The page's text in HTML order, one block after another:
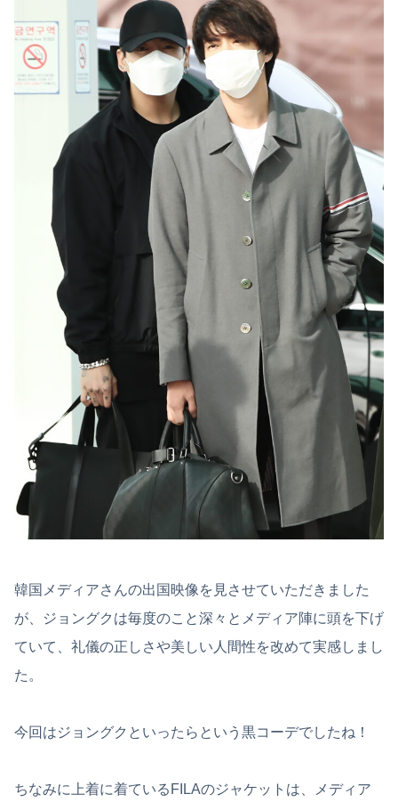
韓国メディアさんの出国映像を見させていただきました
が、ジョングクは毎度のこと深々とメディア陣に頭を下げ
ていて、礼儀の正しさや美しい人間性を改めて実感しまし
た。
今回はジョングクといったらという黒コーデでしたね！
ちなみに上着に着ているFILAのジャケットは、メディア